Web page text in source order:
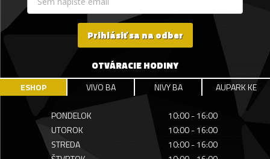
Prihlásiť sa na odber
OTVÁRACIE HODINY
ESHOP VIVO BA NIVY BA AUPARK KE
PONDELOK
10:00 - 16:00
UTOROK
10:00 - 16:00
STREDA
10:00 - 16:00